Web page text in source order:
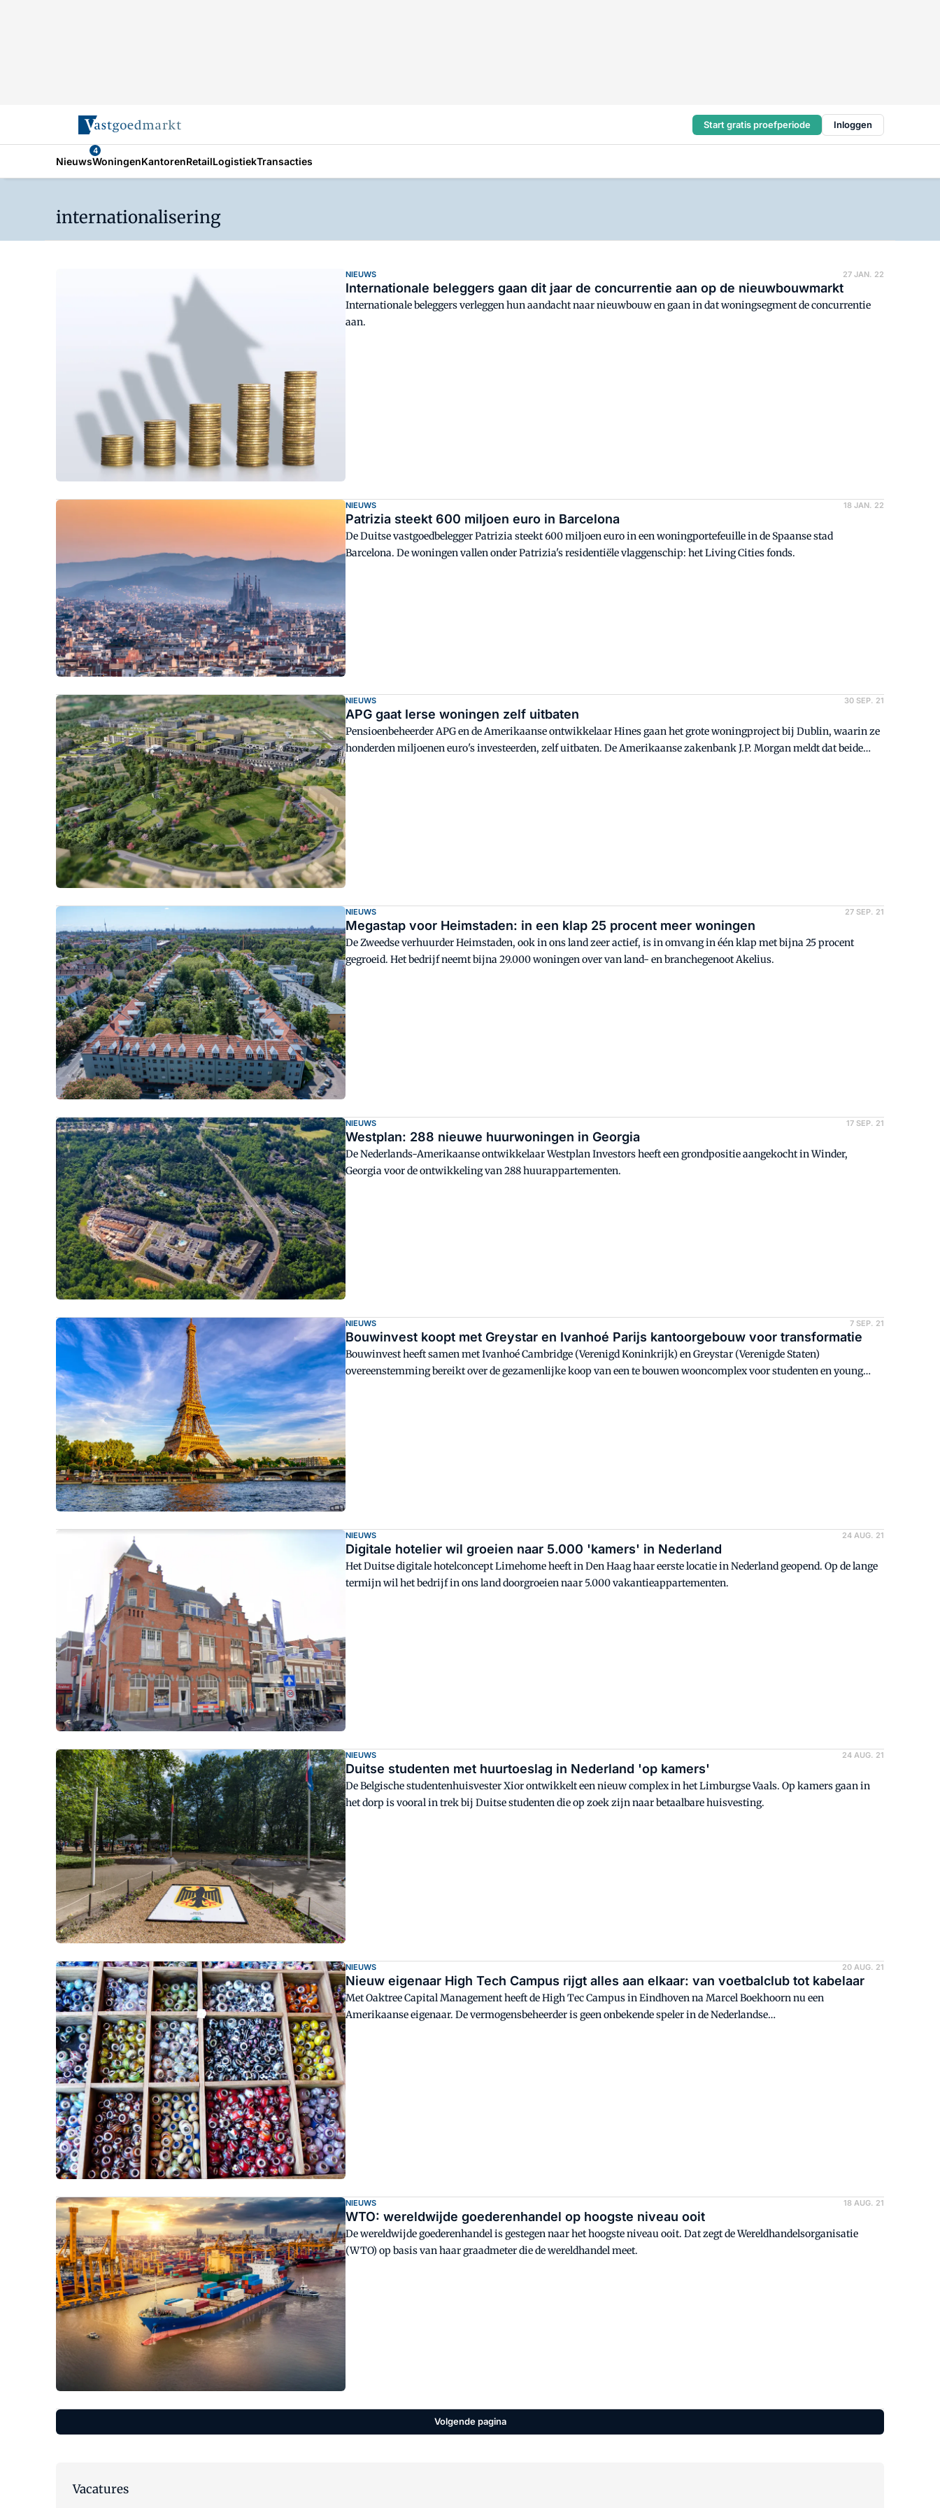
Start gratis proefperiode Inloggen
Nieuws
4
WoningenKantorenRetailLogistiekTransacties
internationalisering
NIEUWS 27 JAN. 22
Internationale beleggers gaan dit jaar de concurrentie aan op de nieuwbouwmarkt
Internationale beleggers verleggen hun aandacht naar nieuwbouw en gaan in dat woningsegment de concurrentie
aan.
NIEUWS 18 JAN. 22
Patrizia steekt 600 miljoen euro in Barcelona
De Duitse vastgoedbelegger Patrizia steekt 600 miljoen euro in een woningportefeuille in de Spaanse stad
Barcelona. De woningen vallen onder Patrizia's residentiële vlaggenschip: het Living Cities fonds.
NIEUWS 30 SEP. 21
APG gaat Ierse woningen zelf uitbaten
Pensioenbeheerder APG en de Amerikaanse ontwikkelaar Hines gaan het grote woningproject bij Dublin, waarin ze
honderden miljoenen euro's investeerden, zelf uitbaten. De Amerikaanse zakenbank J.P. Morgan meldt dat beide
NIEUWS 27 SEP. 21
Megastap voor Heimstaden: in een klap 25 procent meer woningen
De Zweedse verhuurder Heimstaden, ook in ons land zeer actief, is in omvang in één klap met bijna 25 procent
gegroeid. Het bedrijf neemt bijna 29.000 woningen over van land- en branchegenoot Akelius.
NIEUWS 17 SEP. 21
Westplan: 288 nieuwe huurwoningen in Georgia
De Nederlands-Amerikaanse ontwikkelaar Westplan Investors heeft een grondpositie aangekocht in Winder,
Georgia voor de ontwikkeling van 288 huurappartementen.
NIEUWS 7 SEP. 21
Bouwinvest koopt met Greystar en Ivanhoé Parijs kantoorgebouw voor transformatie
Bouwinvest heeft samen met Ivanhoé Cambridge (Verenigd Koninkrijk) en Greystar (Verenigde Staten)
overeenstemming bereikt over de gezamenlijke koop van een te bouwen wooncomplex voor studenten en young
NIEUWS 24 AUG. 21
Digitale hotelier wil groeien naar 5.000 'kamers' in Nederland
Het Duitse digitale hotelconcept Limehome heeft in Den Haag haar eerste locatie in Nederland geopend. Op de lange
termijn wil het bedrijf in ons land doorgroeien naar 5.000 vakantieappartementen.
NIEUWS 24 AUG. 21
Duitse studenten met huurtoeslag in Nederland 'op kamers'
De Belgische studentenhuisvester Xior ontwikkelt een nieuw complex in het Limburgse Vaals. Op kamers gaan in
het dorp is vooral in trek bij Duitse studenten die op zoek zijn naar betaalbare huisvesting.
NIEUWS 20 AUG. 21
Nieuw eigenaar High Tech Campus rijgt alles aan elkaar: van voetbalclub tot kabelaar
Met Oaktree Capital Management heeft de High Tec Campus in Eindhoven na Marcel Boekhoorn nu een
Amerikaanse eigenaar. De vermogensbeheerder is geen onbekende speler in de Nederlandse
NIEUWS 18 AUG. 21
WTO: wereldwijde goederenhandel op hoogste niveau ooit
De wereldwijde goederenhandel is gestegen naar het hoogste niveau ooit. Dat zegt de Wereldhandelsorganisatie
(WTO) op basis van haar graadmeter die de wereldhandel meet.
Volgende pagina
Vacatures